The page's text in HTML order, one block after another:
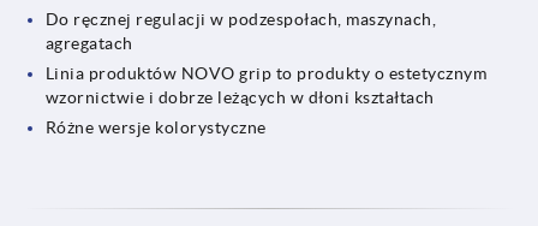
Do ręcznej regulacji w podzespołach, maszynach,
agregatach
Linia produktów NOVO grip to produkty o estetycznym
wzornictwie i dobrze leżących w dłoni kształtach
Różne wersje kolorystyczne